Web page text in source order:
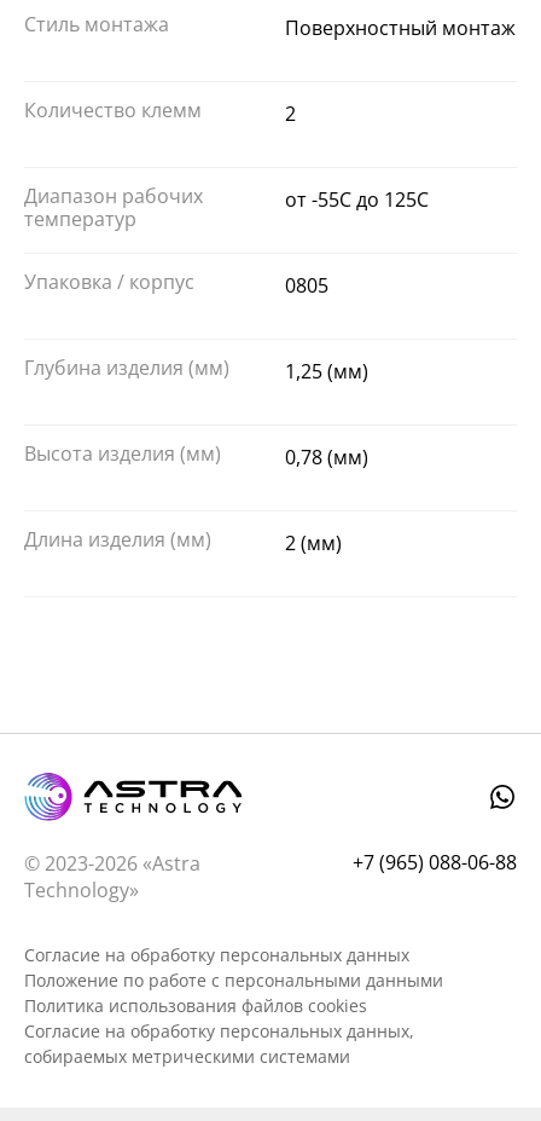
Стиль монтажа Поверхностный монтаж
Количество клемм 2
Диапазон рабочих
температур
от -55C до 125C
Упаковка / корпус 0805
Глубина изделия (мм) 1,25 (мм)
Высота изделия (мм) 0,78 (мм)
Длина изделия (мм) 2 (мм)
© 2023-2026 «Astra
Technology»
+7 (965) 088-06-88
Согласие на обработку персональных данных
Положение по работе с персональными данными
Политика использования файлов cookies
Согласие на обработку персональных данных,
собираемых метрическими системами